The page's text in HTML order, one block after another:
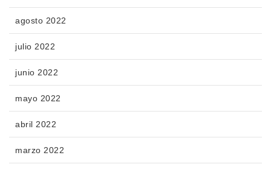
agosto 2022
julio 2022
junio 2022
mayo 2022
abril 2022
marzo 2022